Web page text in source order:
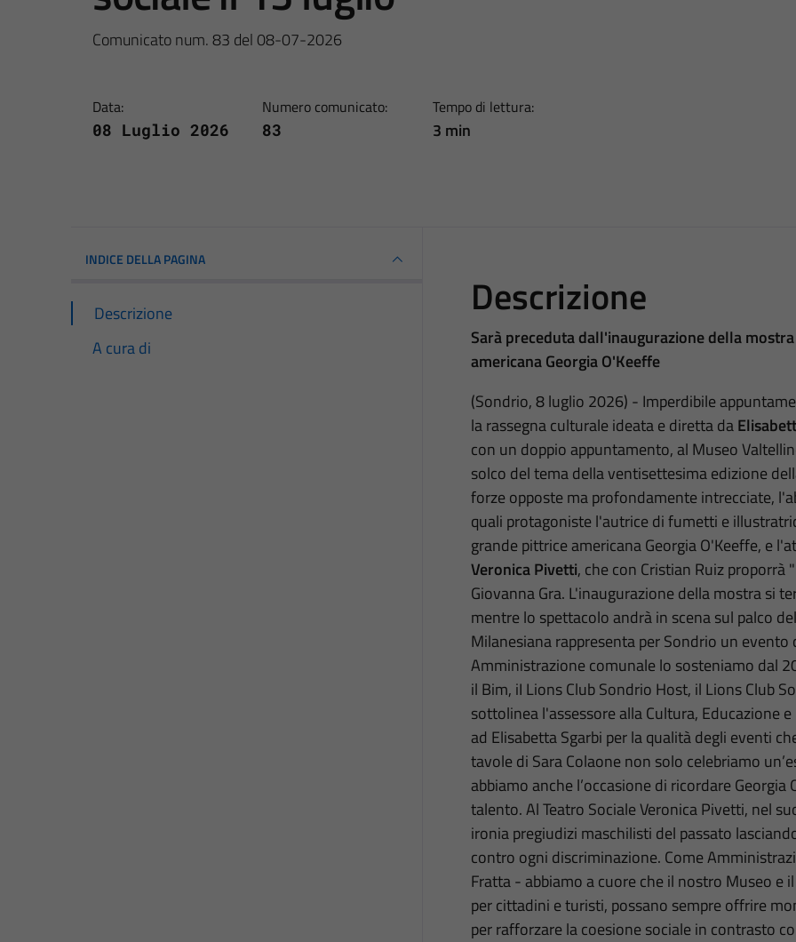
Comunicato num. 83 del 08-07-2026
Data:
08 Luglio 2026
Numero comunicato:
83
Tempo di lettura:
3 min
INDICE DELLA PAGINA
Descrizione
A cura di
Descrizione
Sarà preceduta dall'inaugurazione della
americana Georgia O'Keeffe
(Sondrio, 8 luglio 2026) - Imperdibile
la rassegna culturale ideata e diretta da
con un doppio appuntamento, al Museo
solco del tema della ventisettesima edizione
forze opposte ma profondamente intrecciate,
quali protagoniste l'autrice di fumetti e
grande pittrice americana Georgia O'Keeffe, e
Veronica Pivetti, che con Cristian Ruiz
Giovanna Gra. L'inaugurazione della mostra si
mentre lo spettacolo andrà in scena sul palco
Milanesiana rappresenta per Sondrio un
Amministrazione comunale lo sosteniamo dal
il Bim, iI Lions Club Sondrio Host, il Lions Club
sottolinea l'assessore alla Cultura, Educazione
ad Elisabetta Sgarbi per la qualità degli eventi
tavole di Sara Colaone non solo celebriamo
abbiamo anche l’occasione di ricordare
talento. Al Teatro Sociale Veronica Pivetti, nel
ironia pregiudizi maschilisti del passato
contro ogni discriminazione. Come
Fratta - abbiamo a cuore che il nostro Museo e
per cittadini e turisti, possano sempre offrire
per rafforzare la coesione sociale in contrasto